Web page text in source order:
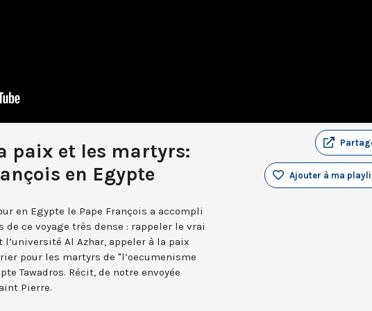
paix et les martyrs:
en Egypte
Ajouter à ma
en Egypte le Pape François a accompli
ce voyage très dense : rappeler le vrai
Al Azhar, appeler à la paix
pour les martyrs de "l’oecumenisme
Tawadros. Récit, de notre envoyée
Pierre.